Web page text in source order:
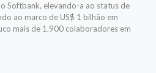
Softbank, elevando-a ao status de
ao marco de US$ 1 bilhão em
mais de 1.900 colaboradores em